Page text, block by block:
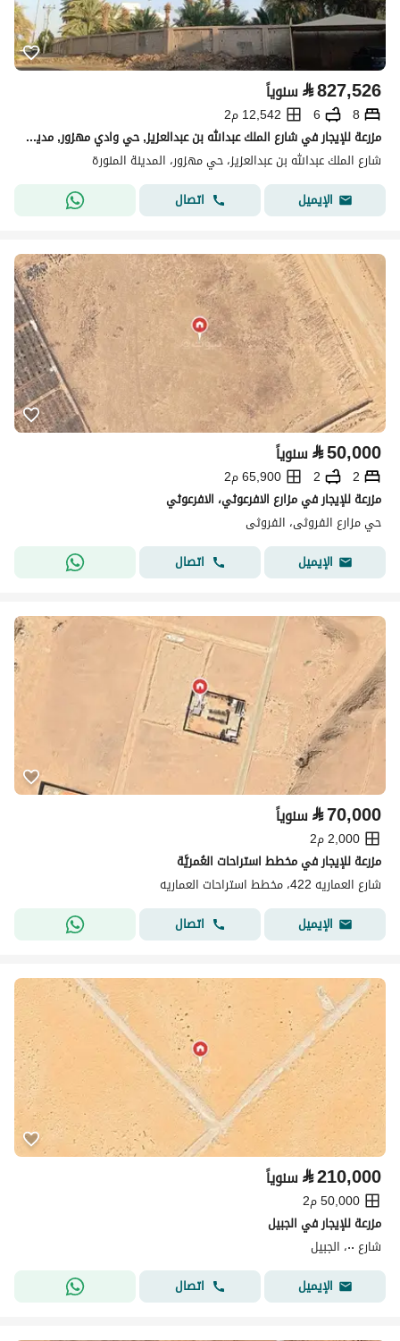
⃁827,526 سنوياً
8
6
12,542 م2
مزرعة للإيجار في شارع الملك عبدالله بن عبدالعزيز, حي وادي مهزور, مدينة المدينة المنورة, منطقة المدينة المنورة
شارع الملك عبدالله بن عبدالعزيز، حي مهزور، المدينة المنورة
الإيميل
اتصال
⃁50,000 سنوياً
2
2
65,900 م2
مزرعة للإيجار في مزارع الافرعوثي، الافرعوثي
حي مزارع الفروثى، الفروثى
الإيميل
اتصال
⃁70,000 سنوياً
2,000 م2
مزرعة للإيجار في مخطط استراحات العُمريَّة
شارع العماريه 422، مخطط استراحات العماريه
الإيميل
اتصال
⃁210,000 سنوياً
50,000 م2
مزرعة للإيجار في الجبيل
شارع ٠٠، الجبيل
الإيميل
اتصال